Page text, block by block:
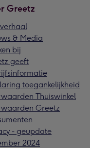
Greetz
& Media
bij
geeft
toegankelijkheid
Thuiswinkel
Greetz
- geupdate
2024